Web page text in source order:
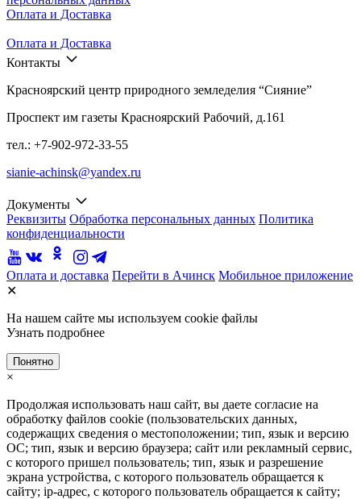
Оплата и Доставка
Оплата и Доставка
Контакты
Красноярский центр природного земледелия “Сияние”
Проспект им газеты Красноярский Рабочий, д.161
тел.: +7-902-972-33-55
sianie-achinsk@yandex.ru
Документы
Реквизиты Обработка персональных данных Политика
конфиденциальности
Оплата и доставка Перейти в Ачинск Мобильное приложение
✕
На нашем сайте мы используем cookie файлы
Узнать подробнее
Понятно
×
Продолжая использовать наш сайт, вы даете согласие на
обработку файлов cookie (пользовательских данных,
содержащих сведения о местоположении; тип, язык и версию
ОС; тип, язык и версию браузера; сайт или рекламный сервис,
с которого пришел пользователь; тип, язык и разрешение
экрана устройства, с которого пользователь обращается к
сайту; ip-адрес, с которого пользователь обращается к сайту;